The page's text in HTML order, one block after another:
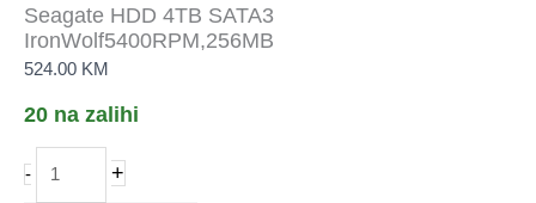
Seagate HDD 4TB SATA3
IronWolf5400RPM,256MB
524.00 KM
20 na zalihi
-
HDD
+